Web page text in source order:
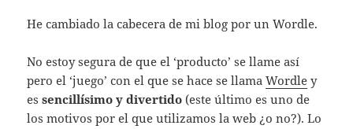
He cambiado la cabecera de mi blog por un Wordle.
No estoy segura de que el ‘producto’ se llame así
pero el ‘juego’ con el que se hace se llamaWordle y
essencillísimo y divertido (este último es uno de
los motivos por el que utilizamos la web ¿o no?). Lo